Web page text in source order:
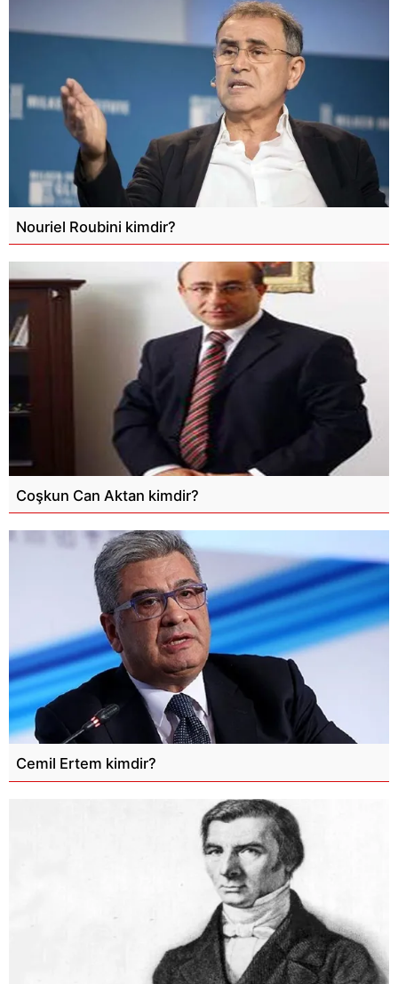
Nouriel Roubini kimdir?
Coşkun Can Aktan kimdir?
Cemil Ertem kimdir?